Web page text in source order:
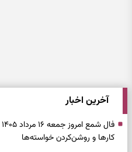
آخرین اخبار
کارها و روشن‌کردن خواسته‌ها